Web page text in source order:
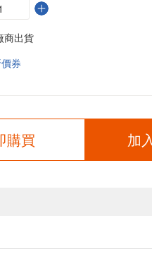
商出貨
券
購買 加